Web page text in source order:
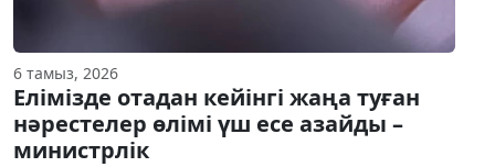
6 тамыз, 2026
Елімізде отадан кейінгі жаңа туған
нәрестелер өлімі үш есе азайды –
министрлік